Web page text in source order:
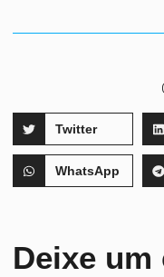
Twitter
WhatsApp
Deixe